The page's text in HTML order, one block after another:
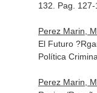
132. Pag. 127-
Perez Marin,
El Futuro
Política
Perez Marin,